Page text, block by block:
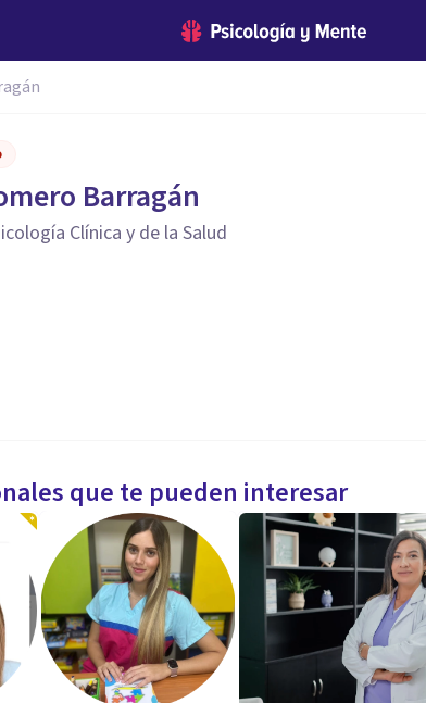
Barragán
Clínica y de la Salud
que te pueden interesar